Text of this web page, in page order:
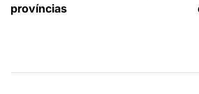
províncias